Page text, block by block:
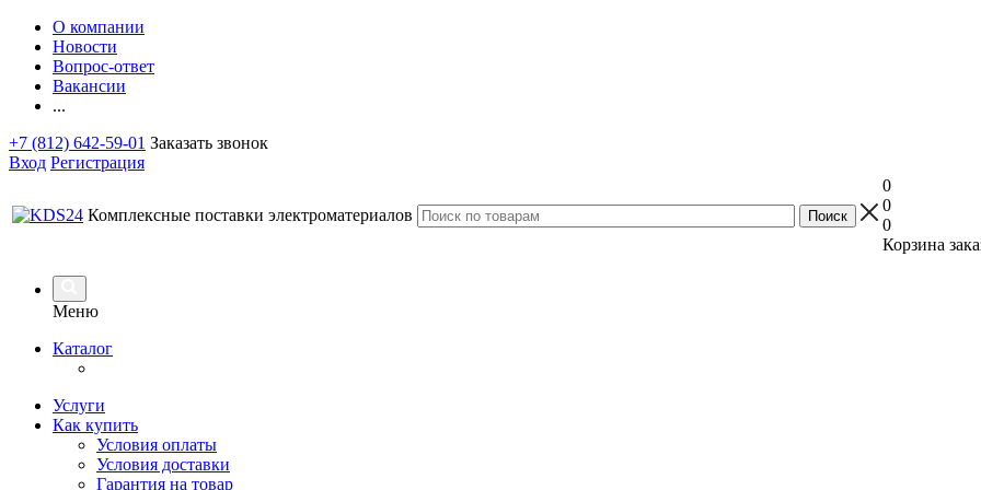
О компании
Новости
Вопрос-ответ
Вакансии
...
+7 (812) 642-59-01 Заказать звонок
Вход Регистрация
Комплексные поставки электроматериалов
0
0
0
Корзина
Меню
Каталог
Услуги
Как купить
Условия оплаты
Условия доставки
Гарантия на товар